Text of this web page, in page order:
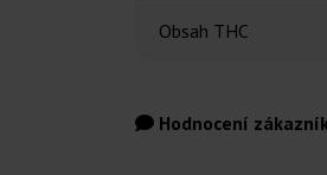
Obsah THC
Hodnocení